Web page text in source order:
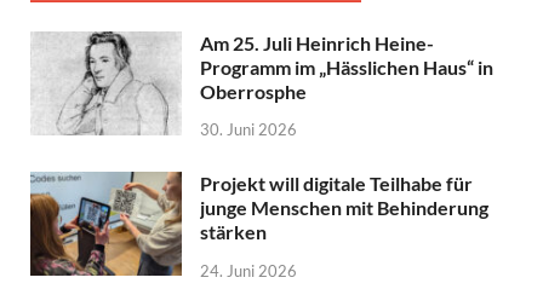
Am 25. Juli Heinrich Heine-
Programm im „Hässlichen Haus“ in
Oberrosphe
30. Juni 2026
Projekt will digitale Teilhabe für
junge Menschen mit Behinderung
stärken
24. Juni 2026